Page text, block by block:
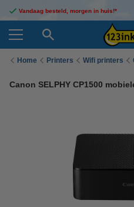
Vandaag besteld, morgen in huis!*
Home Printers Wifi printers
Canon SELPHY CP1500